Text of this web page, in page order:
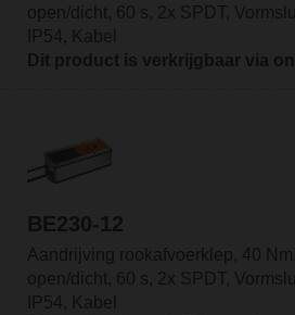
open/dicht, 60 s, 2x SPDT,
IP54, Kabel
Dit product is verkrijgbaar via
BE230-12
Aandrijving rookafvoerklep, 40
open/dicht, 60 s, 2x SPDT,
IP54, Kabel